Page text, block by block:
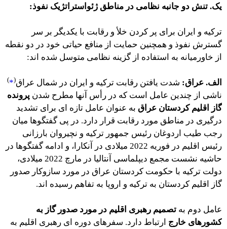
یک. تنش دو جانبه نظامی در مناطق ژئواستراتژیک نفوذ:
ترکیه و ایران برای پر کردن خلأ و رقابت با یکدیگر بر سر
گسترش نفوذ و همچنین حمایت از منافع حیاتی خود در دو نقطه
از خاورمیانه به استفاده از گزینه نظامی متوسل شده اند:
الف. عراق: شدت یافتن رقابت ترکیه و ایران در شمال عراق(
*
)
ناشی از چندین عامل است که در رأس آنها مطرح شدن پرونده
گاز اقلیم کردستان عراق به عنوان عامل تازه ای برای تشدید
درگیری در مناطق مورد رقابت قرار دارد. در پی گفتگوها میان
رجب طیب اردوغان رئیس جمهور ترکیه و نچیروان بارزانی
رئیس اقلیم در فوریه 2022 میلادی در آنکارا، و ادامه گفتگوها در
حاشیه نشست مجمع دیپلماسی آنتالیا در مارچ 2022 میلادی،
دولت ترکیه با حکومت کردستان عراق در مورد سازوکار صدور
گاز اقلیم کردستان به ترکیه و اروپا به تفاهم رسیده اند.
عامل دوم به تصمیم رهبری اقلیم در مورد صدور گاز به
کشورهای خارج ارتباط دارد. سفرهای دوره ای رهبری اقلیم به